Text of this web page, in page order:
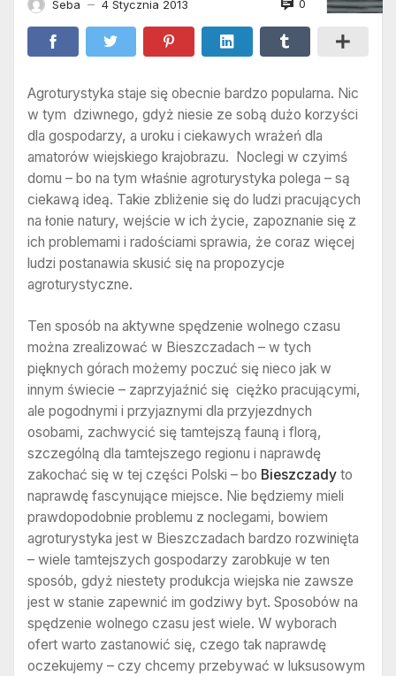
Seba — 4 Stycznia 2013 0
Agroturystyka staje się obecnie bardzo popularna. Nic
w tym dziwnego, gdyż niesie ze sobą dużo korzyści
dla gospodarzy, a uroku i ciekawych wrażeń dla
amatorów wiejskiego krajobrazu. Noclegi w czyimś
domu – bo na tym właśnie agroturystyka polega – są
ciekawą ideą. Takie zbliżenie się do ludzi pracujących
na łonie natury, wejście w ich życie, zapoznanie się z
ich problemami i radościami sprawia, że coraz więcej
ludzi postanawia skusić się na propozycje
agroturystyczne.
Ten sposób na aktywne spędzenie wolnego czasu
można zrealizować w Bieszczadach – w tych
pięknych górach możemy poczuć się nieco jak w
innym świecie – zaprzyjaźnić się ciężko pracującymi,
ale pogodnymi i przyjaznymi dla przyjezdnych
osobami, zachwycić się tamtejszą fauną i florą,
szczególną dla tamtejszego regionu i naprawdę
zakochać się w tej części Polski – bo Bieszczady to
naprawdę fascynujące miejsce. Nie będziemy mieli
prawdopodobnie problemu z noclegami, bowiem
agroturystyka jest w Bieszczadach bardzo rozwinięta
– wiele tamtejszych gospodarzy zarobkuje w ten
sposób, gdyż niestety produkcja wiejska nie zawsze
jest w stanie zapewnić im godziwy byt. Sposobów na
spędzenie wolnego czasu jest wiele. W wyborach
ofert warto zastanowić się, czego tak naprawdę
oczekujemy – czy chcemy przebywać w luksusowym